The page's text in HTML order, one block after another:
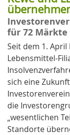
für 72 Märkte
Seit dem 1.
Lebensmittel-
sich eine
die
„wesentlichen
Standorte